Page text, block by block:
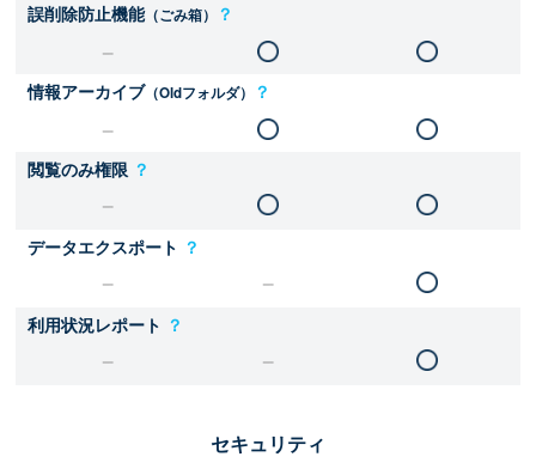
誤削除防止機能（ごみ箱） ？
情報アーカイブ（Oldフォルダ） ？
閲覧のみ権限 ？
データエクスポート ？
利用状況レポート ？
セキュリティ